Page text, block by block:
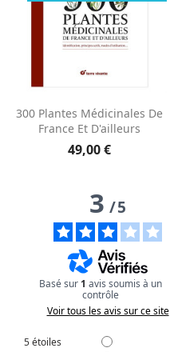
300 Plantes Médicinales De
France Et D'ailleurs
49,00 €
3/5
Basé sur 1 avis soumis à un
contrôle
Voir tous les avis sur ce site
5étoiles